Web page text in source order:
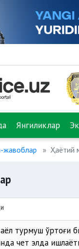
Янгиликлар
жавоблар Ҳаётий
турмуш ўртоғи
чет элда